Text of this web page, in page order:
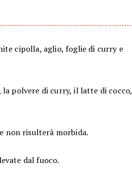
cipolla, aglio, foglie di curry e
polvere di curry, il latte di cocco,
non risulterà morbida.
dal fuoco.